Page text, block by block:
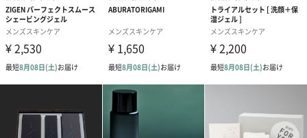
お届けからの
使用期限
約2年
注意事項
「エタノール」などの成分を含む商品は、航空危険物
に含まれるため航空機に搭載することができません。
そのため離島などの航空便を使用する地域にお住まい
のかたへお届けの場合は、船便に変更するため1週間前
後お届けが遅くなる可能性がございます。